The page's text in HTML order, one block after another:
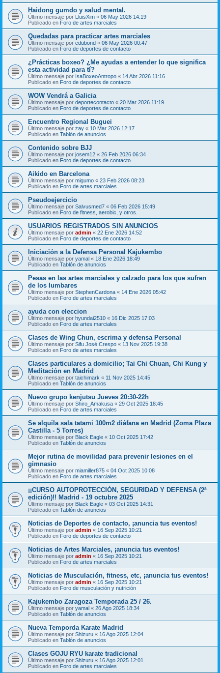
Haidong gumdo y salud mental.
Último mensaje por LluisXim « 06 May 2026 14:19
Publicado en Foro de artes marciales
Quedadas para practicar artes marciales
Último mensaje por edubond « 06 May 2026 00:47
Publicado en Foro de deportes de contacto
¿Prácticas boxeo? ¿Me ayudas a entender lo que significa
esta actividad para tí?
Último mensaje por IsaBoxeoAntropo « 14 Abr 2026 11:16
Publicado en Foro de deportes de contacto
WOW Vendrá a Galicia
Último mensaje por deportecontacto « 20 Mar 2026 11:19
Publicado en Foro de deportes de contacto
Encuentro Regional Buguei
Último mensaje por zay « 10 Mar 2026 12:17
Publicado en Tablón de anuncios
Contenido sobre BJJ
Último mensaje por josem12 « 26 Feb 2026 06:34
Publicado en Foro de deportes de contacto
Aikido en Barcelona
Último mensaje por migumo « 23 Feb 2026 08:23
Publicado en Foro de artes marciales
Pseudoejercicio
Último mensaje por Salvusmed7 « 06 Feb 2026 15:49
Publicado en Foro de fitness, aerobic, y otros.
USUARIOS REGISTRADOS SIN ANUNCIOS
Último mensaje por admin « 22 Ene 2026 14:52
Publicado en Foro de deportes de contacto
Iniciación a la Defensa Personal Kajukembo
Último mensaje por yamal « 18 Ene 2026 18:49
Publicado en Tablón de anuncios
Pesas en las artes marciales y calzado para los que sufren
de los lumbares
Último mensaje por StephenCardona « 14 Ene 2026 05:42
Publicado en Foro de artes marciales
ayuda con eleccion
Último mensaje por hyundai2510 « 16 Dic 2025 17:03
Publicado en Foro de artes marciales
Clases de Wing Chun, escrima y defensa Personal
Último mensaje por Sifu José Crespo « 13 Nov 2025 19:38
Publicado en Foro de artes marciales
Clases particulares a domicilio; Tai Chi Chuan, Chi Kung y
Meditación en Madrid
Último mensaje por taichimark « 11 Nov 2025 14:45
Publicado en Tablón de anuncios
Nuevo grupo kenjutsu Jueves 20:30-22h
Último mensaje por Shiro_Amakusa « 29 Oct 2025 18:45
Publicado en Foro de artes marciales
Se alquila sala tatami 100m2 diáfana en Madrid (Zoma Plaza
Castilla - 5 Torres)
Último mensaje por Black Eagle « 10 Oct 2025 17:42
Publicado en Tablón de anuncios
Mejor rutina de movilidad para prevenir lesiones en el
gimnasio
Último mensaje por miamiller875 « 04 Oct 2025 10:08
Publicado en Foro de artes marciales
¡¡CURSO AUTOPROTECCIÓN, SEGURIDAD Y DEFENSA (2ª
edición)!! Madrid - 19 octubre 2025
Último mensaje por Black Eagle « 03 Oct 2025 14:31
Publicado en Tablón de anuncios
Noticias de Deportes de contacto, ¡anuncia tus eventos!
Último mensaje por admin « 16 Sep 2025 10:21
Publicado en Foro de deportes de contacto
Noticias de Artes Marciales, ¡anuncia tus eventos!
Último mensaje por admin « 16 Sep 2025 10:21
Publicado en Foro de artes marciales
Noticias de Musculación, fitness, etc, ¡anuncia tus eventos!
Último mensaje por admin « 16 Sep 2025 10:21
Publicado en Foro de musculación y nutrición
Kajukembo Zaragoza Temporada 25 / 26.
Último mensaje por yamal « 26 Ago 2025 18:34
Publicado en Tablón de anuncios
Nueva Temporda Karate Madrid
Último mensaje por Shizuru « 16 Ago 2025 12:04
Publicado en Tablón de anuncios
Clases GOJU RYU karate tradicional
Último mensaje por Shizuru « 16 Ago 2025 12:01
Publicado en Foro de artes marciales